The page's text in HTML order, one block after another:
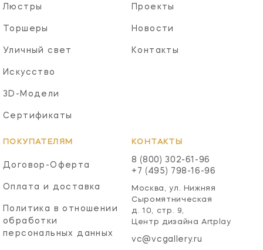
Люстры
Торшеры
Уличный свет
Искусство
3D-Модели
Сертификаты
Проекты
Новости
Контакты
ПОКУПАТЕЛЯМ
Договор-Оферта
Оплата и доставка
Политика в отношении
обработки
персональных данных
КОНТАКТЫ
8 (800) 302-61-96
+7 (495) 798-16-96
Москва, ул. Нижняя
Сыромятническая
д. 10, стр. 9,
Центр дизайна Artplay
vc@vcgallery.ru